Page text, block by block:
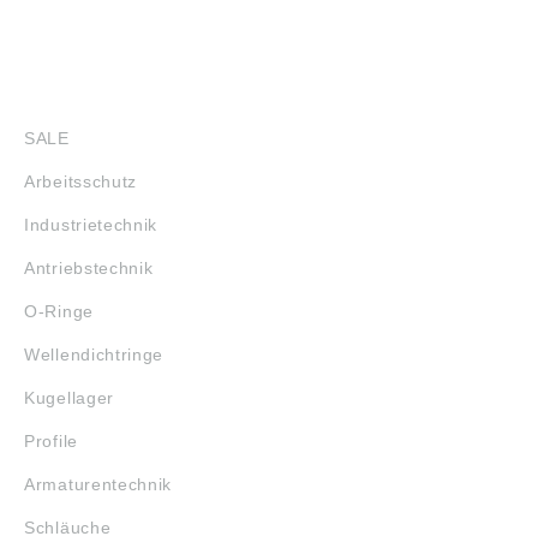
SALE
Arbeitsschutz
Industrietechnik
Antriebstechnik
O-Ringe
Wellendichtringe
Kugellager
Profile
Armaturentechnik
Schläuche